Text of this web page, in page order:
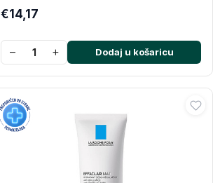
€14,17
− + Dodaj u košaricu